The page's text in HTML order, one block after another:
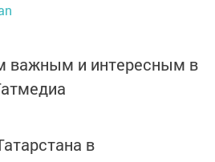
важным и интересным в
в